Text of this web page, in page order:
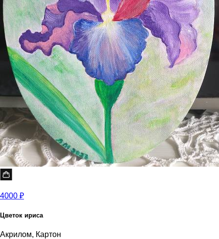
4000 ₽
Цветок ириса
Акрилом, Картон